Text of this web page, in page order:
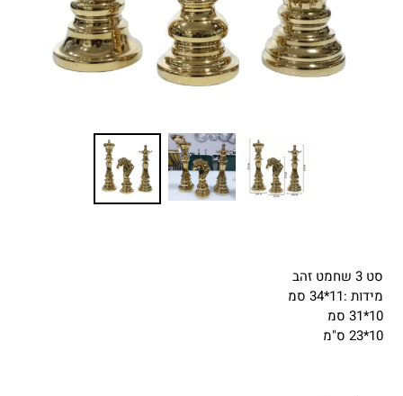
סט 3 שחמט זהב
מידות :11*34 סמ
10*31 סמ
10*23 ס"מ